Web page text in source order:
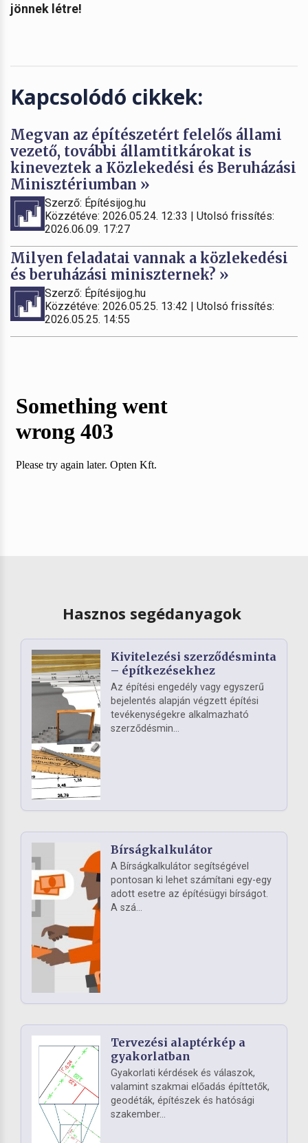
jönnek létre!
Kapcsolódó cikkek:
Megvan az építészetért felelős állami
vezető, további államtitkárokat is
kineveztek a Közlekedési és Beruházási
Minisztériumban »
Szerző: Építésijog.hu
Közzétéve: 2026.05.24. 12:33 | Utolsó frissítés:
2026.06.09. 17:27
Milyen feladatai vannak a közlekedési
és beruházási miniszternek? »
Szerző: Építésijog.hu
Közzétéve: 2026.05.25. 13:42 | Utolsó frissítés:
2026.05.25. 14:55
Hasznos segédanyagok
Kivitelezési szerződésminta
– építkezésekhez
Az építési engedély vagy egyszerű
bejelentés alapján végzett építési
tevékenységekre alkalmazható
szerződésmin...
Bírságkalkulátor
A Bírságkalkulátor segítségével
pontosan ki lehet számítani egy-egy
adott esetre az építésügyi bírságot.
A szá...
Tervezési alaptérkép a
gyakorlatban
Gyakorlati kérdések és válaszok,
valamint szakmai előadás építtetők,
geodéták, építészek és hatósági
szakember...